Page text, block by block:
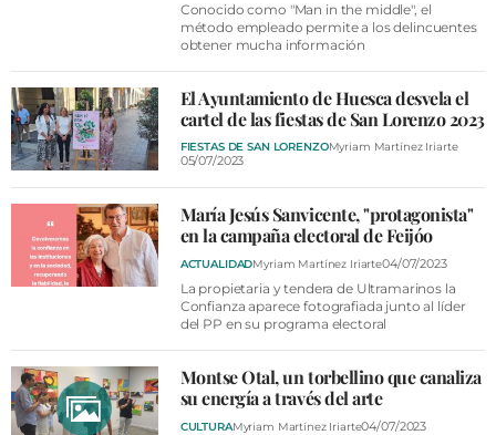
FIESTAS DE SAN LORENZO
AGENDA
CARTELERA
FARMACIAS
HORÓSCOPO
ESQUELAS
CLUB DEL AMIGO MILITANTE
INICIAR SESIÓN
Conocido como "Man in the middle", el
método empleado permite a los delincuentes
obtener mucha información
El Ayuntamiento de Huesca desvela el
cartel de las fiestas de San Lorenzo 2023
FIESTAS DE SAN LORENZOMyriam Martínez Iriarte
05/07/2023
María Jesús Sanvicente, "protagonista"
en la campaña electoral de Feijóo
ACTUALIDADMyriam Martínez Iriarte04/07/2023
La propietaria y tendera de Ultramarinos la
Confianza aparece fotografiada junto al líder
del PP en su programa electoral
Montse Otal, un torbellino que canaliza
su energía a través del arte
CULTURAMyriam Martínez Iriarte04/07/2023